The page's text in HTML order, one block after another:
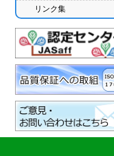
リンク集